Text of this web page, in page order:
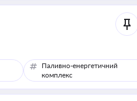
Паливно-енергетичний
комплекс